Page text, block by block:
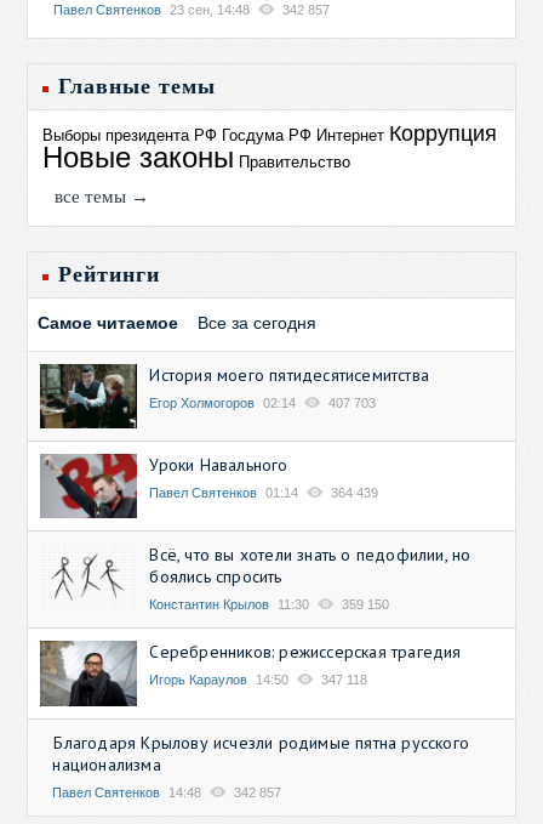
Павел Святенков 23 сен, 14:48 342 857
Главные темы
Выборы президента РФ Госдума РФ Интернет Коррупция
Новые законы Правительство
все темы →
Рейтинги
Самое читаемое Все за сегодня
История моего пятидесятисемитства
Егор Холмогоров 02:14 407 703
Уроки Навального
Павел Святенков 01:14 364 439
Всё, что вы хотели знать о педофилии, но
боялись спросить
Константин Крылов 11:30 359 150
Серебренников: режиссерская трагедия
Игорь Караулов 14:50 347 118
Благодаря Крылову исчезли родимые пятна русского
национализма
Павел Святенков 14:48 342 857